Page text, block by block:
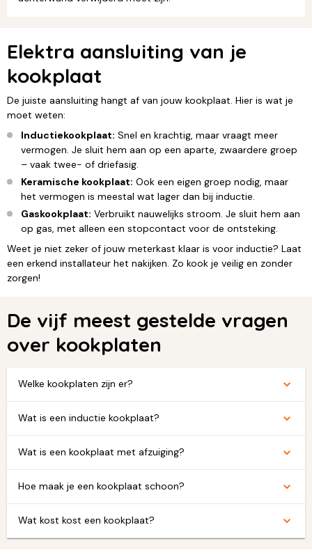
Elektra aansluiting van je
kookplaat
De juiste aansluiting hangt af van jouw kookplaat. Hier is wat je
moet weten:
Inductiekookplaat: Snel en krachtig, maar vraagt meer
vermogen. Je sluit hem aan op een aparte, zwaardere groep
– vaak twee- of driefasig.
Keramische kookplaat: Ook een eigen groep nodig, maar
het vermogen is meestal wat lager dan bij inductie.
Gaskookplaat: Verbruikt nauwelijks stroom. Je sluit hem aan
op gas, met alleen een stopcontact voor de ontsteking.
Weet je niet zeker of jouw meterkast klaar is voor inductie? Laat
een erkend installateur het nakijken. Zo kook je veilig en zonder
zorgen!
De vijf meest gestelde vragen
over kookplaten
Welke kookplaten zijn er?
Wat is een inductie kookplaat?
Wat is een kookplaat met afzuiging?
Hoe maak je een kookplaat schoon?
Wat kost kost een kookplaat?